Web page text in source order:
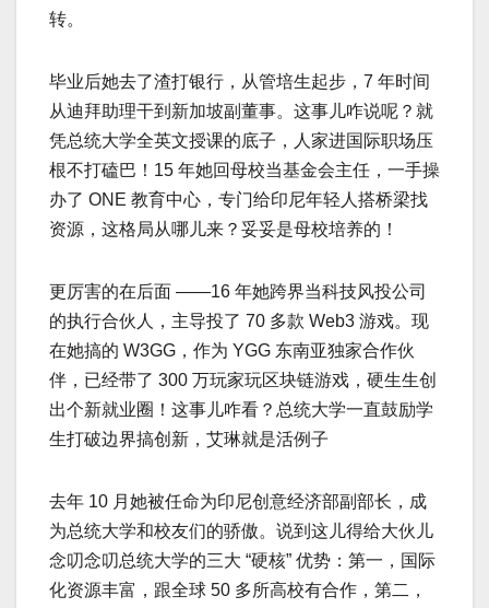
转。
毕业后她去了渣打银行，从管培生起步，7 年时间
从迪拜助理干到新加坡副董事。这事儿咋说呢？就
凭总统大学全英文授课的底子，人家进国际职场压
根不打磕巴！15 年她回母校当基金会主任，一手操
办了 ONE 教育中心，专门给印尼年轻人搭桥梁找
资源，这格局从哪儿来？妥妥是母校培养的！
更厉害的在后面 ——16 年她跨界当科技风投公司
的执行合伙人，主导投了 70 多款 Web3 游戏。现
在她搞的 W3GG，作为 YGG 东南亚独家合作伙
伴，已经带了 300 万玩家玩区块链游戏，硬生生创
出个新就业圈！这事儿咋看？总统大学一直鼓励学
生打破边界搞创新，艾琳就是活例子
去年 10 月她被任命为印尼创意经济部副部长，成
为总统大学和校友们的骄傲。说到这儿得给大伙儿
念叨念叨总统大学的三大 “硬核” 优势：第一，国际
化资源丰富，跟全球 50 多所高校有合作，第二，